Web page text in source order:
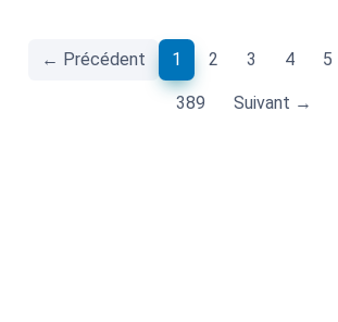
← Précédent 1 (current)
2 3 4 5
389 Suivant →